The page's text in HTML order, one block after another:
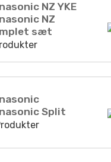
NZ YKE
NZ
sæt
Split